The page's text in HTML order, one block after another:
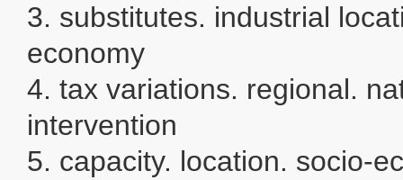
3. substitutes. industrial
economy
4. tax variations. regional.
intervention
5. capacity. location. socio-